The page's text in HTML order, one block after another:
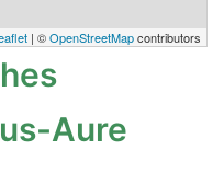
| ©OpenStreetMapcontributors
Aure